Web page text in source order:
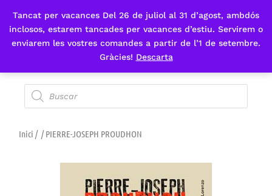
Tancat per vacances Del 26 de juliol al 31 d’agost, ambdós
inclosos, estarem tancades per vacances d’estiu. Servirem o
enviarem les vostres comandes a partir de l’1 de setembre.
Gràcies! Descarta
Fes-te'n sòcia
Inici / / PIERRE-JOSEPH PROUDHON